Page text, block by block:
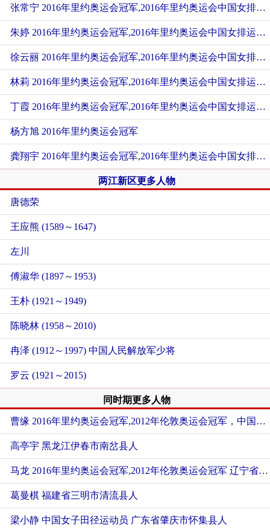
张常宁 2016年里约奥运会冠军,2016年里约奥运会中国女排运动员
朱婷 2016年里约奥运会冠军,2016年里约奥运会中国女排运动员
徐云丽 2016年里约奥运会冠军,2016年里约奥运会中国女排运动员
林莉 2016年里约奥运会冠军,2016年里约奥运会中国女排运动员
丁霞 2016年里约奥运会冠军,2016年里约奥运会中国女排运动员
杨方旭 2016年里约奥运会冠军
龚翔宇 2016年里约奥运会冠军,2016年里约奥运会中国女排运动员
两江新区更多人物
唐德荣
王应熊 (1589～1647)
左川
傅淑华 (1897～1953)
王朴 (1921～1949)
陈晓林 (1958～2010)
冉泽 (1912～1997) 中国人民解放军少将
罗云 (1921～2015)
同时期更多人物
曹缘 2016年里约奥运会冠军,2012年伦敦奥运会冠军，中国男子跳水队运动员
高亭宇 黑龙江伊春市南岔县人
马龙 2016年里约奥运会冠军,2012年伦敦奥运会冠军 辽宁省鞍山市千山区人
葛曼棋 福建省三明市清流县人
梁小静 中国女子田径运动员 广东省肇庆市怀集县人